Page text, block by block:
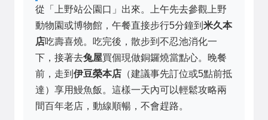
從「上野站公園口」出來。上午先去參觀上野
動物園或博物館，午餐直接步行5分鐘到 米久本
店吃壽喜燒。吃完後，散步到不忍池消化一
下，接著去兔屋買個現做銅鑼燒當點心。晚餐
前，走到 伊豆榮本店 （建議事先訂位或5點前抵
達）享用鰻魚飯。這樣一天內可以輕鬆攻略兩
間百年老店，動線順暢，不會趕路。